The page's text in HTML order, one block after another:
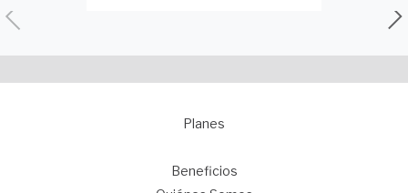
Planes
Beneficios